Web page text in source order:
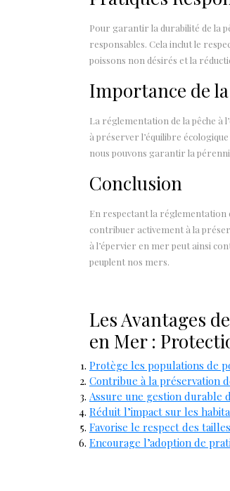
Pour garantir la durabilité de la
responsables. Cela inclut le
poissons non désirés et la
Importance de
La réglementation de la pêche à
à préserver l’équilibre
nous pouvons garantir la
Conclusion
En respectant la réglementation
contribuer activement à la
à l’épervier en mer peut ainsi
peuplent nos mers.
Les Avantages
en Mer :
Protège les populations de
Contribue à la préservation
Assure une gestion durable
Réduit l’impact sur les
Favorise le respect des
Encourage l’adoption de